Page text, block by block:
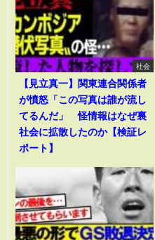
社会
【見立真一】関東連合関係者
が憤怒「この写真は誰が流し
てるんだ」 怪情報はなぜ裏
社会に拡散したのか【検証レ
ポート】